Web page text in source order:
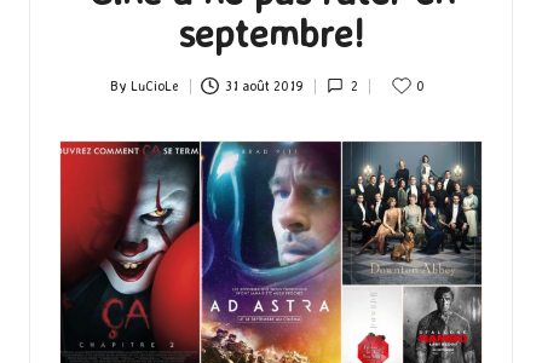
septembre!
Posted
By LuCioLe 31 août 2019 2 0